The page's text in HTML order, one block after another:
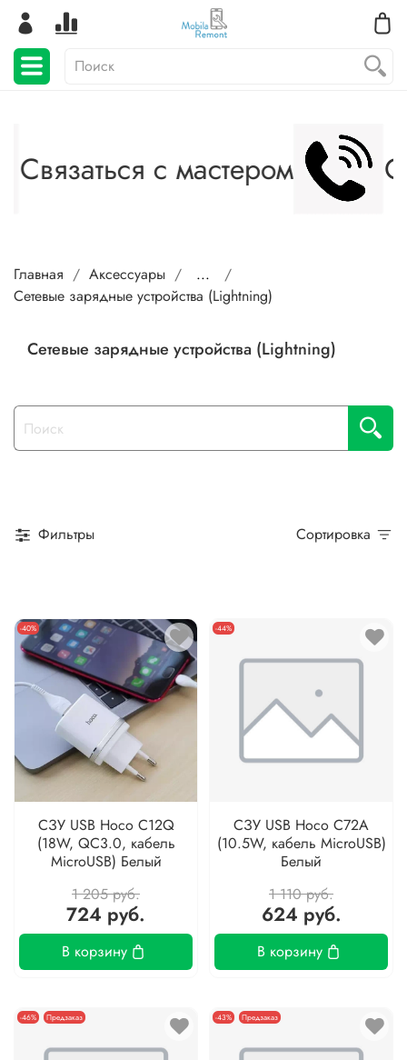
Связаться с мастером
Главная Аксессуары
...
Сетевые зарядные устройства (Lightning)
Сетевые зарядные устройства (Lightning)
Фильтры Сортировка
-40%
СЗУ USB Hoco C12Q
(18W, QС3.0, кабель
MicroUSB) Белый
1 205 руб.
724 руб.
В корзину
-44%
СЗУ USB Hoco C72A
(10.5W, кабель MicroUSB)
Белый
1 110 руб.
624 руб.
В корзину
-46% Предзаказ -43% Предзаказ